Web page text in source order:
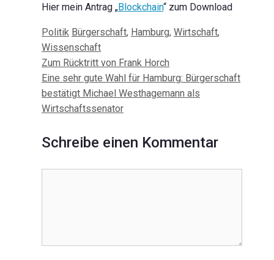
Hier mein Antrag „Blockchain“ zum Download
Kategorien
Politik Schlagwörter
Bürgerschaft, Hamburg, Wirtschaft,
Wissenschaft
Beitrags-
Navigation
Zum Rücktritt von Frank Horch
Eine sehr gute Wahl für Hamburg: Bürgerschaft
bestätigt Michael Westhagemann als
Wirtschaftssenator
Schreibe einen Kommentar